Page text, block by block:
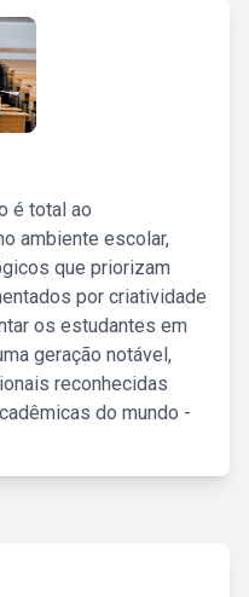
é total ao
ambiente escolar,
que priorizam
por criatividade
os estudantes em
geração notável,
reconhecidas
do mundo -